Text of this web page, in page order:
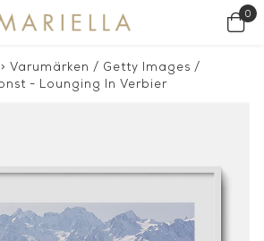
0
> Varumärken / Getty Images /
- Lounging In Verbier